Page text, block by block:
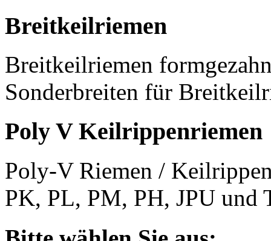
Breitkeilriemen
Breitkeilriemen
Sonderbreiten für
Poly V Keilrippenriemen
Poly-V Riemen /
PK, PL, PM, PH, JPU und